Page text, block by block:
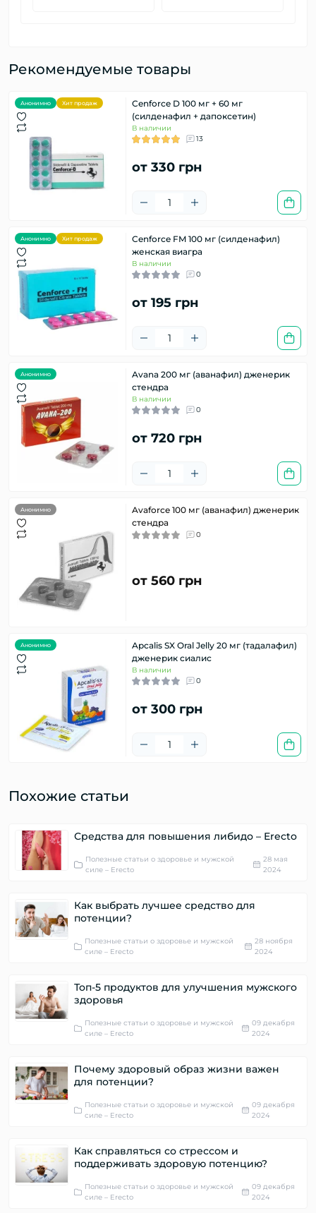
Рекомендуемые товары
Анонимно Хит продаж
Cenforce D 100 мг + 60 мг
(силденафил + дапоксетин)
В наличии
13
от 330 грн
Анонимно Хит продаж
Cenforce FM 100 мг (силденафил)
женская виагра
В наличии
0
от 195 грн
Анонимно
Avana 200 мг (аванафил) дженерик
стендра
В наличии
0
от 720 грн
Анонимно
Avaforce 100 мг (аванафил) дженерик
стендра
0
от 560 грн
Анонимно
Apcalis SX Oral Jelly 20 мг (тадалафил)
дженерик сиалис
В наличии
0
от 300 грн
Похожие статьи
Средства для повышения либидо – Erecto
Полезные статьи о здоровье и мужской
силе – Erecto
28 мая
2024
Как выбрать лучшее средство для
потенции?
Полезные статьи о здоровье и мужской
силе – Erecto
28 ноября
2024
Топ-5 продуктов для улучшения мужского
здоровья
Полезные статьи о здоровье и мужской
силе – Erecto
09 декабря
2024
Почему здоровый образ жизни важен
для потенции?
Полезные статьи о здоровье и мужской
силе – Erecto
09 декабря
2024
Как справляться со стрессом и
поддерживать здоровую потенцию?
Полезные статьи о здоровье и мужской
силе – Erecto
09 декабря
2024